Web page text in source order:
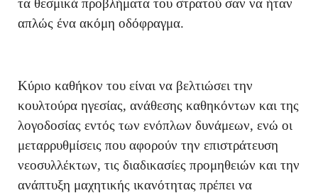
τα θεσμικά προβλήματα του στρατού σαν να ήταν
απλώς ένα ακόμη οδόφραγμα.
Κύριο καθήκον του είναι να βελτιώσει την
κουλτούρα ηγεσίας, ανάθεσης καθηκόντων και της
λογοδοσίας εντός των ενόπλων δυνάμεων, ενώ οι
μεταρρυθμίσεις που αφορούν την επιστράτευση
νεοσυλλέκτων, τις διαδικασίες προμηθειών και την
ανάπτυξη μαχητικής ικανότητας πρέπει να